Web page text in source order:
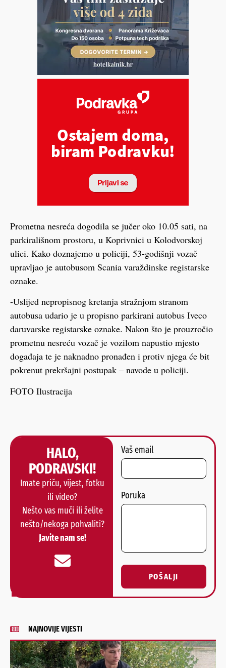
Prometna nesreća dogodila se jučer oko 10.05 sati, na
parkirališnom prostoru, u Koprivnici u Kolodvorskoj
ulici. Kako doznajemo u policiji, 53-godišnji vozač
upravljao je autobusom Scania varaždinske registarske
oznake.
-Uslijed nepropisnog kretanja stražnjom stranom
autobusa udario je u propisno parkirani autobus Iveco
daruvarske registarske oznake. Nakon što je prouzročio
prometnu nesreću vozač je vozilom napustio mjesto
događaja te je naknadno pronađen i protiv njega će bit
pokrenut prekršajni postupak – navode u policiji.
FOTO Ilustracija
HALO,
PODRAVSKI!
Imate priču, vijest, fotku
ili video?
Nešto vas muči ili želite
nešto/nekoga pohvaliti?
Javite nam se!
Vaš email
Poruka
POŠALJI
Alternative:
NAJNOVIJE VIJESTI